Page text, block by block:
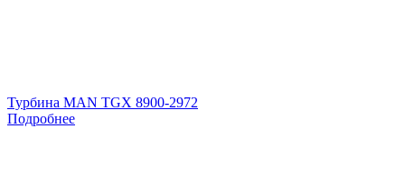
Турбина MAN TGX 8900-2972
Подробнее